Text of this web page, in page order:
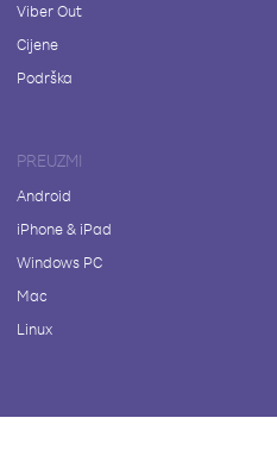
Viber Out
Cijene
Podrška
PREUZMI
Android
iPhone & iPad
Windows PC
Mac
Linux